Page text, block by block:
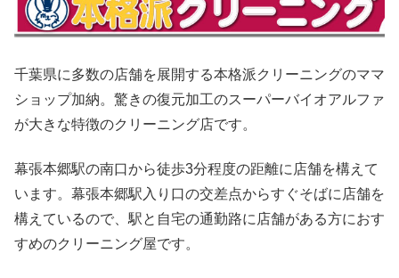
千葉県に多数の店舗を展開する本格派クリーニングのママ
ショップ加納。驚きの復元加工のスーパーバイオアルファ
が大きな特徴のクリーニング店です。
幕張本郷駅の南口から徒歩3分程度の距離に店舗を構えて
います。幕張本郷駅入り口の交差点からすぐそばに店舗を
構えているので、駅と自宅の通勤路に店舗がある方におす
すめのクリーニング屋です。